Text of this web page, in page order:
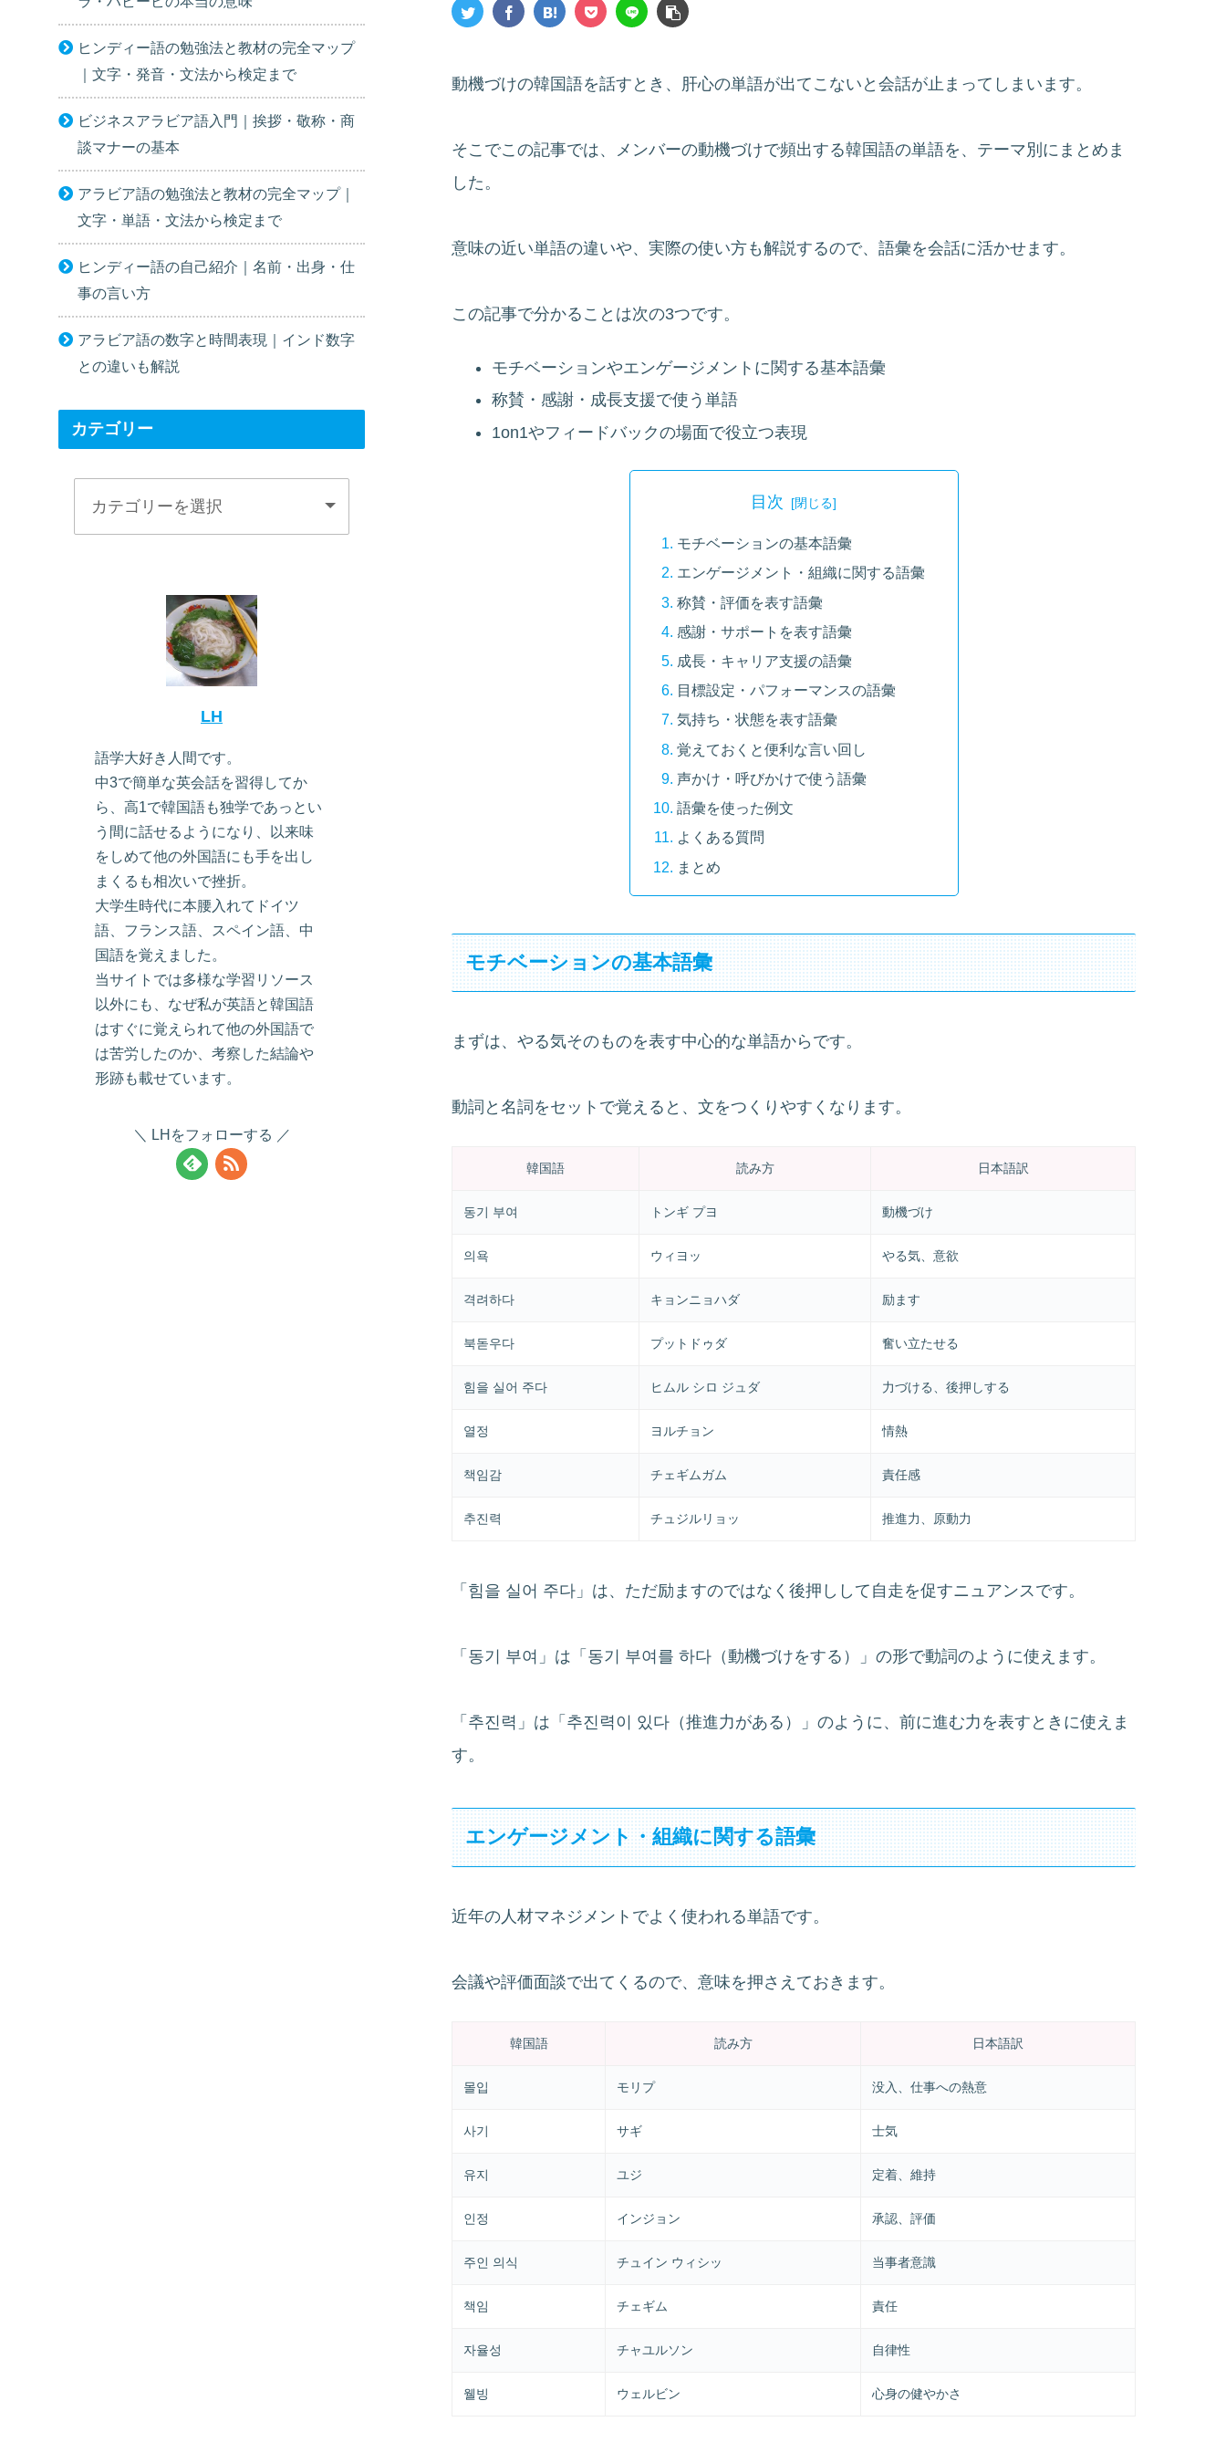
動機づけの韓国語を話すとき、肝心の単語が出てこないと会話が止まってしまいます。
そこでこの記事では、メンバーの動機づけで頻出する韓国語の単語を、テーマ別にまとめま
した。
意味の近い単語の違いや、実際の使い方も解説するので、語彙を会話に活かせます。
この記事で分かることは次の3つです。
モチベーションやエンゲージメントに関する基本語彙
称賛・感謝・成長支援で使う単語
1on1やフィードバックの場面で役立つ表現
目次
モチベーションの基本語彙
エンゲージメント・組織に関する語彙
称賛・評価を表す語彙
感謝・サポートを表す語彙
成長・キャリア支援の語彙
目標設定・パフォーマンスの語彙
気持ち・状態を表す語彙
覚えておくと便利な言い回し
声かけ・呼びかけで使う語彙
語彙を使った例文
よくある質問
まとめ
モチベーションの基本語彙
まずは、やる気そのものを表す中心的な単語からです。
動詞と名詞をセットで覚えると、文をつくりやすくなります。
韓国語 読み方 日本語訳
동기 부여 トンギ プヨ 動機づけ
의욕 ウィヨッ やる気、意欲
격려하다 キョンニョハダ 励ます
북돋우다 プットドゥダ 奮い立たせる
힘을 실어 주다 ヒムル シロ ジュダ 力づける、後押しする
열정 ヨルチョン 情熱
책임감 チェギムガム 責任感
추진력 チュジルリョッ 推進力、原動力
「힘을 실어 주다」は、ただ励ますのではなく後押しして自走を促すニュアンスです。
「동기 부여」は「동기 부여를 하다（動機づけをする）」の形で動詞のように使えます。
「추진력」は「추진력이 있다（推進力がある）」のように、前に進む力を表すときに使えま
す。
エンゲージメント・組織に関する語彙
近年の人材マネジメントでよく使われる単語です。
会議や評価面談で出てくるので、意味を押さえておきます。
韓国語 読み方 日本語訳
몰입 モリプ 没入、仕事への熱意
사기 サギ 士気
유지 ユジ 定着、維持
인정 インジョン 承認、評価
주인 의식 チュイン ウィシッ 当事者意識
책임 チェギム 責任
자율성 チャユルソン 自律性
웰빙 ウェルビン 心身の健やかさ
ヒンディー語の勉強法と教材の完全マップ
｜文字・発音・文法から検定まで
ビジネスアラビア語入門｜挨拶・敬称・商
談マナーの基本
アラビア語の勉強法と教材の完全マップ｜
文字・単語・文法から検定まで
ヒンディー語の自己紹介｜名前・出身・仕
事の言い方
アラビア語の数字と時間表現｜インド数字
との違いも解説
カテゴリー
LH
語学大好き人間です。
中3で簡単な英会話を習得してか
ら、高1で韓国語も独学であっとい
う間に話せるようになり、以来味
をしめて他の外国語にも手を出し
まくるも相次いで挫折。
大学生時代に本腰入れてドイツ
語、フランス語、スペイン語、中
国語を覚えました。
当サイトでは多様な学習リソース
以外にも、なぜ私が英語と韓国語
はすぐに覚えられて他の外国語で
は苦労したのか、考察した結論や
形跡も載せています。
LHをフォローする